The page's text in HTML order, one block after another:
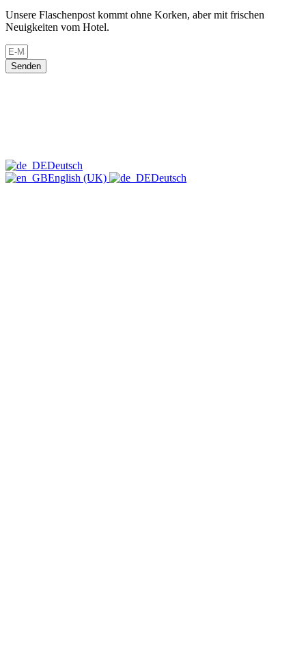
Unsere Flaschenpost kommt ohne Korken, aber mit frischen
Neuigkeiten vom Hotel.
Senden
Deutsch
English (UK)
Deutsch